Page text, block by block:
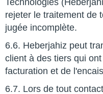
Technologies
rejeter le traitement de
jugée incomplète.
6.6. Heberjahiz peut
client à des tiers qui
facturation et de
6.7. Lors de tout